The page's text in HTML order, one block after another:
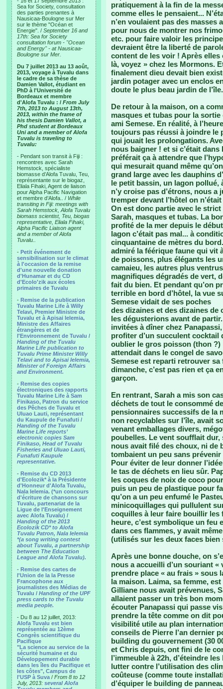
Sea for Society, consultation
des parties prenantes à
Nausicaa-Boulogne sur Mer
sur le thème "Océan et
Energie". / September 16 and
17th: Sea for Society
consultation forum - "Ocean
and Energy" - at Nausicaa-
Boulogne sur Mer.
Du 7 juillet 2013 au 13 août,
2013, voyage à Tuvalu dans
le cadre de sa thèse de
Damien Vallot, étudiant en
PhD à l'Université de
Bordeaux et membre
d'Alofa Tuvalu : / From July
7th, 2013 to August 13th,
2013, within the frame of
his thesis Damien Vallot, a
Phd student at Bordeaux
Uni and a member of Alofa
Tuvalu is traveling to
Tuvalu:
- Pendant son transit à Fiji :
rencontres avec Sarah
Hemstock, spécialiste
biomasse d’Alofa Tuvalu, Teu,
représentante sur le biogaz,
Eliala Fihaki, Agent de liaison
pour Alpha Pacific Navigation
et membre d’Alofa.. / While
transiting in Fiji: meetings with
Sarah Hemstock, Alofa Tuvalu
biomass scientist, Teu, biogas
representative, Eliala Fihaki,
Alpha Pacific Liaison agent
and a member of Alofa
Tuvalu..
- Petit événement de
sensibilisation sur le climat
à l'occasion de la remise
d'une nouvelle donation
d'Hunamar et du CD
d'Ecolo'zik aux écoles
primaires de Tuvalu
- Remise de la publication
Tuvalu Marine Life à Willy
Telavi, Premier Ministre de
Tuvalu et à Apisai Ielemia,
Ministre des Affaires
étrangères et de
l'Environnement de Tuvalu /
Handing of the Tuvalu
Marine Life publication to
Tuvalu Prime Minister Willy
Telavi and to Apisai Ielemia,
Minister of Foreign Affairs
and Environment.
- Remise des copies
électroniques des rapports
Tuvalu Marine Life à Sam
Finikaso, Patron du service
des Pêches de Tuvalu et
Uluao Lauti, représentant
du Kaupule de Funafuti /
Handing of the Tuvalu
Marine Life reports’
electronic copies Sam
Finikaso, Head of Tuvalu
Fisheries and Uluao Lauti,
Funafuti Kaupule
representative.
- Remise du CD 2013
d'Ecolozik* à la Présidente
d'Honneur d'Alofa Tuvalu,
Nala Ielemia. (*un concours
d'écriture de chansons sur
Tuvalu, partenariat de la
Ligue de l'Enseignement
avec Alofa Tuvalu) /
Handing of the 2013
Ecolozik CD* to Alofa
Tuvalu Patron, Nala Ielemia
*(a song writing contest
about Tuvalu, a partnership
between The Education
League and Alofa Tuvalu).
- Remise des cartes de
l'Union de la la Presse
Francophone aux
journalistes des Médias de
Tuvalu / Handing of the UPF
press cards to the Tuvalu
media people.
- Du 8 au 12 juillet, 2013:
Alofa Tuvalu est bien
représentée au 12ème
Congrès scientifique du
Pacifique
"La science au service de la
sécurité humaine et du
Développement durable
dans les îles du Pacifique et
les côtes", Campus de
l'USP à Suva / From 8 to 12
July, 2013: several Alofa
pratiquement à la fin de la
comme elles le pensaient...
n’en voulaient pas des masses
pour nous de montrer nos
etc. pour faire valoir les
devraient être la liberté de
content de les voir ! Après
là, voyez » chez les Mormons.
finalement dieu devait bien
jardin potager avec un enclos
doute le plus beau jardin de
De retour à la maison, on a
masques et tubas pour la
ami Semese. En réalité, à
toujours pas réussi à joindre le
qui jouait les prolongations.
nous baigner ! et si c’était
préférait ça à attendre que
qui mesurait quand même
grand large avec les dauphins
le petit bassin, un lagon pollué,
n’y croise pas d’étrons, nous
tremper devant l’hôtel on
On est donc partie avec le
Sarah, masques et tubas. La
profité de la mer depuis le
lagon c’était pas mal... à
cinquantaine de mètres du
admiré la féérique faune qui vit
de poissons, plus élégants les
camaieu, les autres plus
magnifiques dégradés de vert,
fait du bien. Et pendant qu’on
terrible en bord d’hôtel, la vue
Semese vidait de ses poches
des dizaines et des dizaines
les dégusterions avant de
invitées à dîner chez
profiter d’un succulent cocktail
oublier le gros poisson (thon ?)
attendait dans le congel de
Semese est reparti retrouver
dimanche, c’est pas rien et ça
garçon.
En rentrant, Sarah a mis son
déchets de tout le consommé
pensionnaires successifs de la
non recyclables sur l’île, avait
venant emballages divers,
poubelles. Le vent soufflait dur,
nous avait filé des choux, ni de
tombaient un peu sans
Pour éviter de leur donner
le tas de déchets en lieu sûr.
les coques de noix de coco
puis un peu de plastique pour
qu’on a un peu enfumé le
minicoquillages qui pullulent
coquilles à leur faire bouillir les
heure, c’est symbolique un feu
dans ces flammes, y avait
(utilisés sur les deux faces bien
Après une bonne douche, on
nous a accueilli d’un souriant
prendre place « au frais » sous
la maison. Laima, sa femme,
Gilliane nous avait prévenues,
allaient passer un très bon
écouter Panapassi qui passe
prendre la tête comme on dit
visibilité utile au plan
conseils de Pierre l’an dernier
building du gouvernement (30
et Chris depuis, ont fini de le
l’immeuble à 22h, d’éteindre
lutter contre l’utilisation des
coûteuse (comme toute
d’équiper le building de